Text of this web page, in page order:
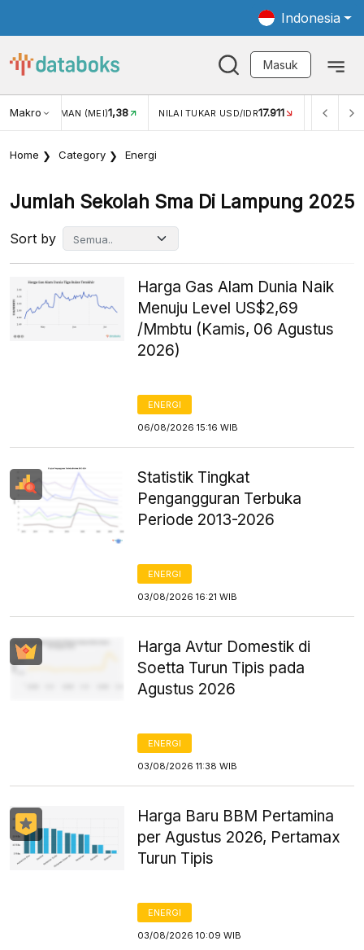
Indonesia
Masuk
MakroNILAI TUKAR USD/IDR17.911 INFLASI YOY (JUL)2,88%
Home Category Energi
Jumlah Sekolah Sma Di Lampung 2025
Sort by
Harga Gas Alam Dunia Naik
Menuju Level US$2,69
/Mmbtu (Kamis, 06 Agustus
2026)
ENERGI
06/08/2026 15:16 WIB
Statistik Tingkat
Pengangguran Terbuka
Periode 2013-2026
ENERGI
03/08/2026 16:21 WIB
Harga Avtur Domestik di
Soetta Turun Tipis pada
Agustus 2026
ENERGI
03/08/2026 11:38 WIB
Harga Baru BBM Pertamina
per Agustus 2026, Pertamax
Turun Tipis
ENERGI
03/08/2026 10:09 WIB